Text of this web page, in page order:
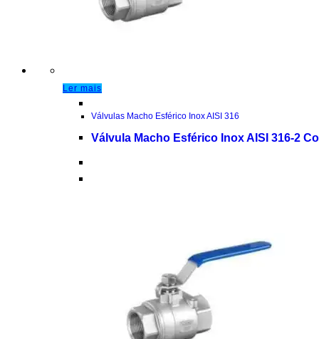
Ler mais
Válvulas Macho Esférico Inox AISI 316
Válvula Macho Esférico Inox AISI 316-2